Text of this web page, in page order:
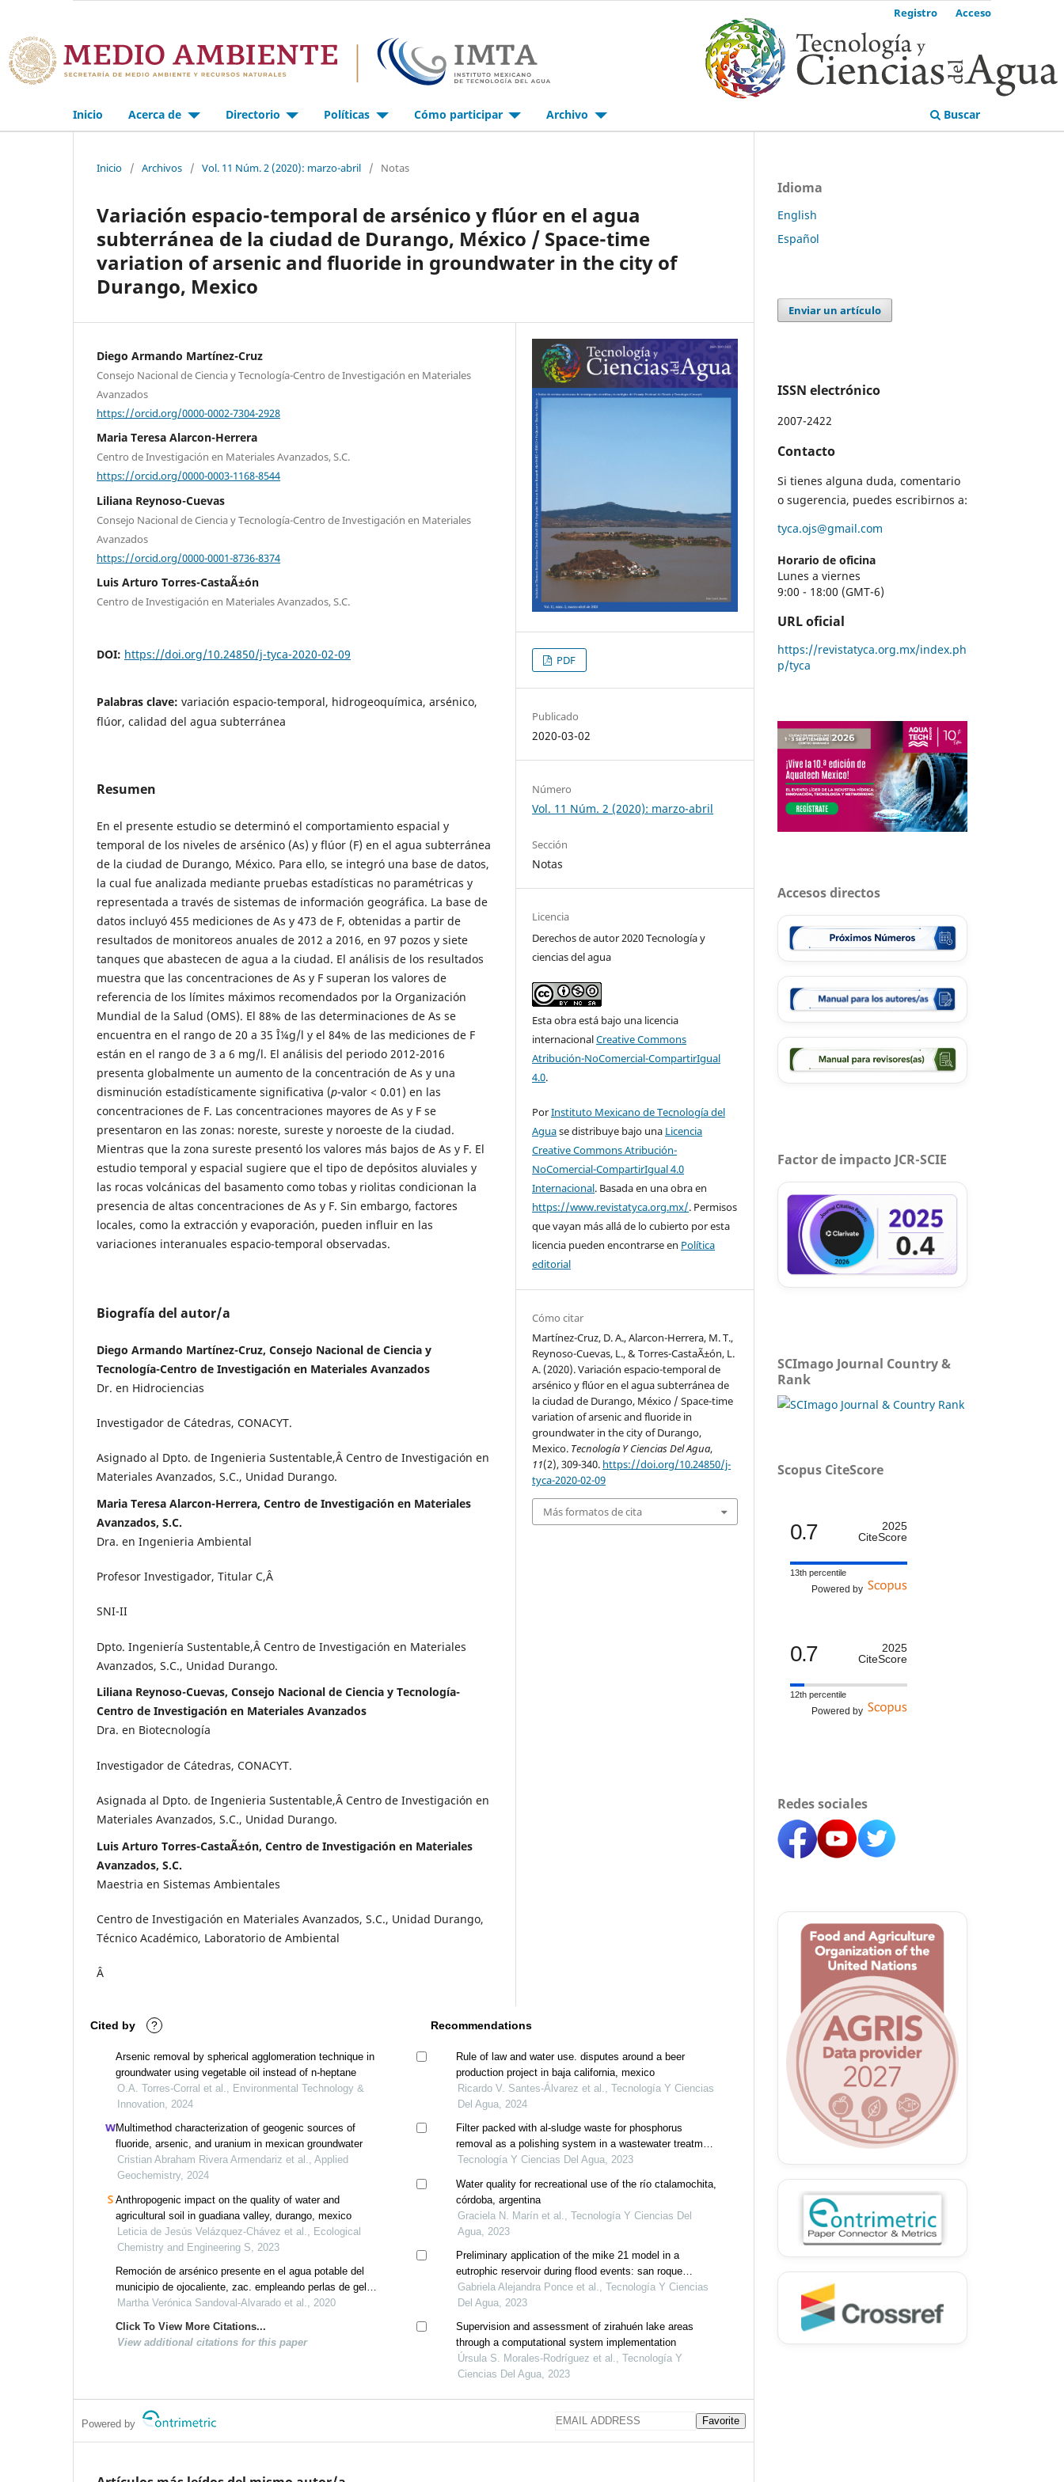
Inicio Acerca de Directorio Políticas Cómo participar Archivo Buscar
Registro Acceso
Inicio / Archivos / Vol. 11 Núm. 2 (2020): marzo-abril / Notas
Variación espacio-temporal de arsénico y flúor en el agua
subterránea de la ciudad de Durango, México / Space-time
variation of arsenic and fluoride in groundwater in the city of
Durango, Mexico
Diego Armando Martínez-Cruz
Consejo Nacional de Ciencia y Tecnología-Centro de Investigación en Materiales
Avanzados
https://orcid.org/0000-0002-7304-2928
Maria Teresa Alarcon-Herrera
Centro de Investigación en Materiales Avanzados, S.C.
https://orcid.org/0000-0003-1168-8544
Liliana Reynoso-Cuevas
Consejo Nacional de Ciencia y Tecnología-Centro de Investigación en Materiales
Avanzados
https://orcid.org/0000-0001-8736-8374
Luis Arturo Torres-CastaÃ±ón
Centro de Investigación en Materiales Avanzados, S.C.
DOI: https://doi.org/10.24850/j-tyca-2020-02-09
Palabras clave: variación espacio-temporal, hidrogeoquímica, arsénico,
flúor, calidad del agua subterránea
Resumen
En el presente estudio se determinó el comportamiento espacial y
temporal de los niveles de arsénico (As) y flúor (F) en el agua subterránea
de la ciudad de Durango, México. Para ello, se integró una base de datos,
la cual fue analizada mediante pruebas estadísticas no paramétricas y
representada a través de sistemas de información geográfica. La base de
datos incluyó 455 mediciones de As y 473 de F, obtenidas a partir de
resultados de monitoreos anuales de 2012 a 2016, en 97 pozos y siete
tanques que abastecen de agua a la ciudad. El análisis de los resultados
muestra que las concentraciones de As y F superan los valores de
referencia de los límites máximos recomendados por la Organización
Mundial de la Salud (OMS). El 88% de las determinaciones de As se
encuentra en el rango de 20 a 35 Î¼g/l y el 84% de las mediciones de F
están en el rango de 3 a 6 mg/l. El análisis del periodo 2012-2016
presenta globalmente un aumento de la concentración de As y una
disminución estadísticamente significativa (p-valor < 0.01) en las
concentraciones de F. Las concentraciones mayores de As y F se
presentaron en las zonas: noreste, sureste y noroeste de la ciudad.
Mientras que la zona sureste presentó los valores más bajos de As y F. El
estudio temporal y espacial sugiere que el tipo de depósitos aluviales y
las rocas volcánicas del basamento como tobas y riolitas condicionan la
presencia de altas concentraciones de As y F. Sin embargo, factores
locales, como la extracción y evaporación, pueden influir en las
variaciones interanuales espacio-temporal observadas.
Biografía del autor/a
Diego Armando Martínez-Cruz, Consejo Nacional de Ciencia y
Tecnología-Centro de Investigación en Materiales Avanzados
Dr. en Hidrociencias
Investigador de Cátedras, CONACYT.
Asignado al Dpto. de Ingenieria Sustentable,Â Centro de Investigación en
Materiales Avanzados, S.C., Unidad Durango.
Maria Teresa Alarcon-Herrera, Centro de Investigación en Materiales
Avanzados, S.C.
Dra. en Ingenieria Ambiental
Profesor Investigador, Titular C,Â
SNI-II
Dpto. Ingeniería Sustentable,Â Centro de Investigación en Materiales
Avanzados, S.C., Unidad Durango.
Liliana Reynoso-Cuevas, Consejo Nacional de Ciencia y Tecnología-
Centro de Investigación en Materiales Avanzados
Dra. en Biotecnología
Investigador de Cátedras, CONACYT.
Asignada al Dpto. de Ingenieria Sustentable,Â Centro de Investigación en
Materiales Avanzados, S.C., Unidad Durango.
Luis Arturo Torres-CastaÃ±ón, Centro de Investigación en Materiales
Avanzados, S.C.
Maestria en Sistemas Ambientales
Centro de Investigación en Materiales Avanzados, S.C., Unidad Durango,
Técnico Académico, Laboratorio de Ambiental
Â
PDF
Publicado
2020-03-02
Número
Vol. 11 Núm. 2 (2020): marzo-abril
Sección
Notas
Licencia
Derechos de autor 2020 Tecnología y
ciencias del agua
Esta obra está bajo una licencia
internacionalCreative Commons
Atribución-NoComercial-CompartirIgual
4.0.
PorInstituto Mexicano de Tecnología del
Aguase distribuye bajo una Licencia
Creative Commons Atribución-
NoComercial-CompartirIgual 4.0
Internacional. Basada en una obra en
https://www.revistatyca.org.mx/. Permisos
que vayan más allá de lo cubierto por esta
licencia pueden encontrarse en Política
editorial
Cómo citar
Martínez-Cruz, D. A., Alarcon-Herrera, M. T.,
Reynoso-Cuevas, L., & Torres-CastaÃ±ón, L.
A. (2020). Variación espacio-temporal de
arsénico y flúor en el agua subterránea de
la ciudad de Durango, México / Space-time
variation of arsenic and fluoride in
groundwater in the city of Durango,
Mexico. Tecnología Y Ciencias Del Agua,
11(2), 309-340. https://doi.org/10.24850/j-
tyca-2020-02-09
Más formatos de cita
Cited by ?
Arsenic removal by spherical agglomeration technique in
groundwater using vegetable oil instead of n-heptane
O.A. Torres-Corral et al., Environmental Technology &
Innovation, 2024
Multimethod characterization of geogenic sources of
fluoride, arsenic, and uranium in mexican groundwater
Cristian Abraham Rivera Armendariz et al., Applied
Geochemistry, 2024
Anthropogenic impact on the quality of water and
agricultural soil in guadiana valley, durango, mexico
Leticia de Jesús Velázquez-Chávez et al., Ecological
Chemistry and Engineering S, 2023
Remoción de arsénico presente en el agua potable del
municipio de ojocaliente, zac. empleando perlas de gel
de quitosano
Martha Verónica Sandoval-Alvarado et al., 2020
Click To View More Citations...
View additional citations for this paper
Recommendations
Rule of law and water use. disputes around a beer
production project in baja california, mexico
Ricardo V. Santes-Álvarez et al., Tecnología Y Ciencias
Del Agua, 2024
Filter packed with al-sludge waste for phosphorus
removal as a polishing system in a wastewater treatment
plant
Tecnología Y Ciencias Del Agua, 2023
Water quality for recreational use of the río ctalamochita,
córdoba, argentina
Graciela N. Marín et al., Tecnología Y Ciencias Del
Agua, 2023
Preliminary application of the mike 21 model in a
eutrophic reservoir during flood events: san roque
reservoir case, argentina
Gabriela Alejandra Ponce et al., Tecnología Y Ciencias
Del Agua, 2023
Supervision and assessment of zirahuén lake areas
through a computational system implementation
Úrsula S. Morales-Rodríguez et al., Tecnología Y
Ciencias Del Agua, 2023
Powered by Favorite
Idioma
English
Español
Enviar un artículo
ISSN electrónico
2007-2422
Contacto
Si tienes alguna duda, comentario
o sugerencia, puedes escribirnos a:
tyca.ojs@gmail.com
Horario de oficina
Lunes a viernes
9:00 - 18:00 (GMT-6)
URL oficial
https://revistatyca.org.mx/index.ph
p/tyca
Accesos directos
Factor de impacto JCR-SCIE
SCImago Journal Country &
Rank
Scopus CiteScore
0.7
2025
CiteScore
13th percentile
Powered by
0.7
2025
CiteScore
12th percentile
Powered by
Redes sociales